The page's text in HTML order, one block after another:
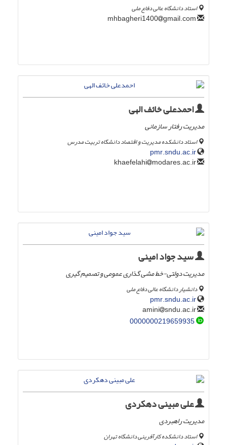
استاد دانشگاه عالی دفاع ملی
gmail.com
احمدعلی خائف الهی
مدیریت رفتار سازمانی
استاد دانشکده مدیریت و اقتصاد دانشگاه تربیت مدرس
pmr.sndu.ac.ir
modares.ac.ir
سید جواد امینی
مدیریت دولتی-خط مشی گذاری عمومی و تصمیم گیری
دانشیار دانشگاه عالی دفاع ملی
pmr.sndu.ac.ir
sndu.ac.ir
0000000219659935
علی مبینی دهکردی
مدیریت راهبردی
استاد دانشکده کارآفرینی دانشگاه تهران